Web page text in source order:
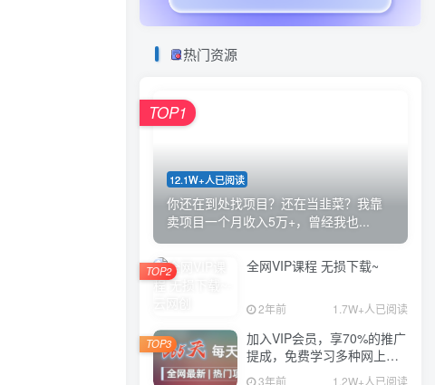
热门资源
12.1W+人已阅读
你还在到处找项目？还在当韭菜？我靠
卖项目一个月收入5万+，曾经我也...
TOP1
全网VIP课程 无损下载~
2年前 1.7W+人已阅读
TOP2
加入VIP会员，享70%的推广
提成，免费学习多种网上创
业课程，菜鸟秒变大神！
3年前 1.2W+人已阅读
TOP3